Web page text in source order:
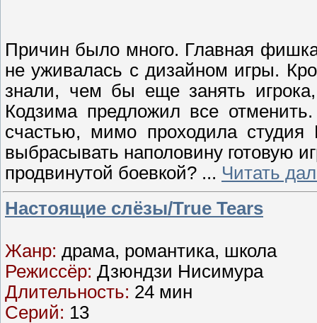
Причин было много. Главная
не уживалась с дизайном игры.
знали, чем бы еще занять
Кодзима предложил все
счастью, мимо проходила
выбрасывать наполовину готовую
продвинутой боевкой? ... Читать
Настоящие слёзы/True Tears
Жанр: драма, романтика, школа
Режиссёр: Дзюндзи Нисимура
Длительность: 24 мин
Серий: 13